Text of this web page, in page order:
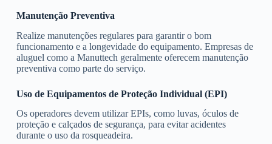
Manutenção Preventiva
Realize manutenções regulares para garantir o bom
funcionamento e a longevidade do equipamento. Empresas de
aluguel como a Manuttech geralmente oferecem manutenção
preventiva como parte do serviço.
Uso de Equipamentos de Proteção Individual (EPI)
Os operadores devem utilizar EPIs, como luvas, óculos de
proteção e calçados de segurança, para evitar acidentes
durante o uso da rosqueadeira.